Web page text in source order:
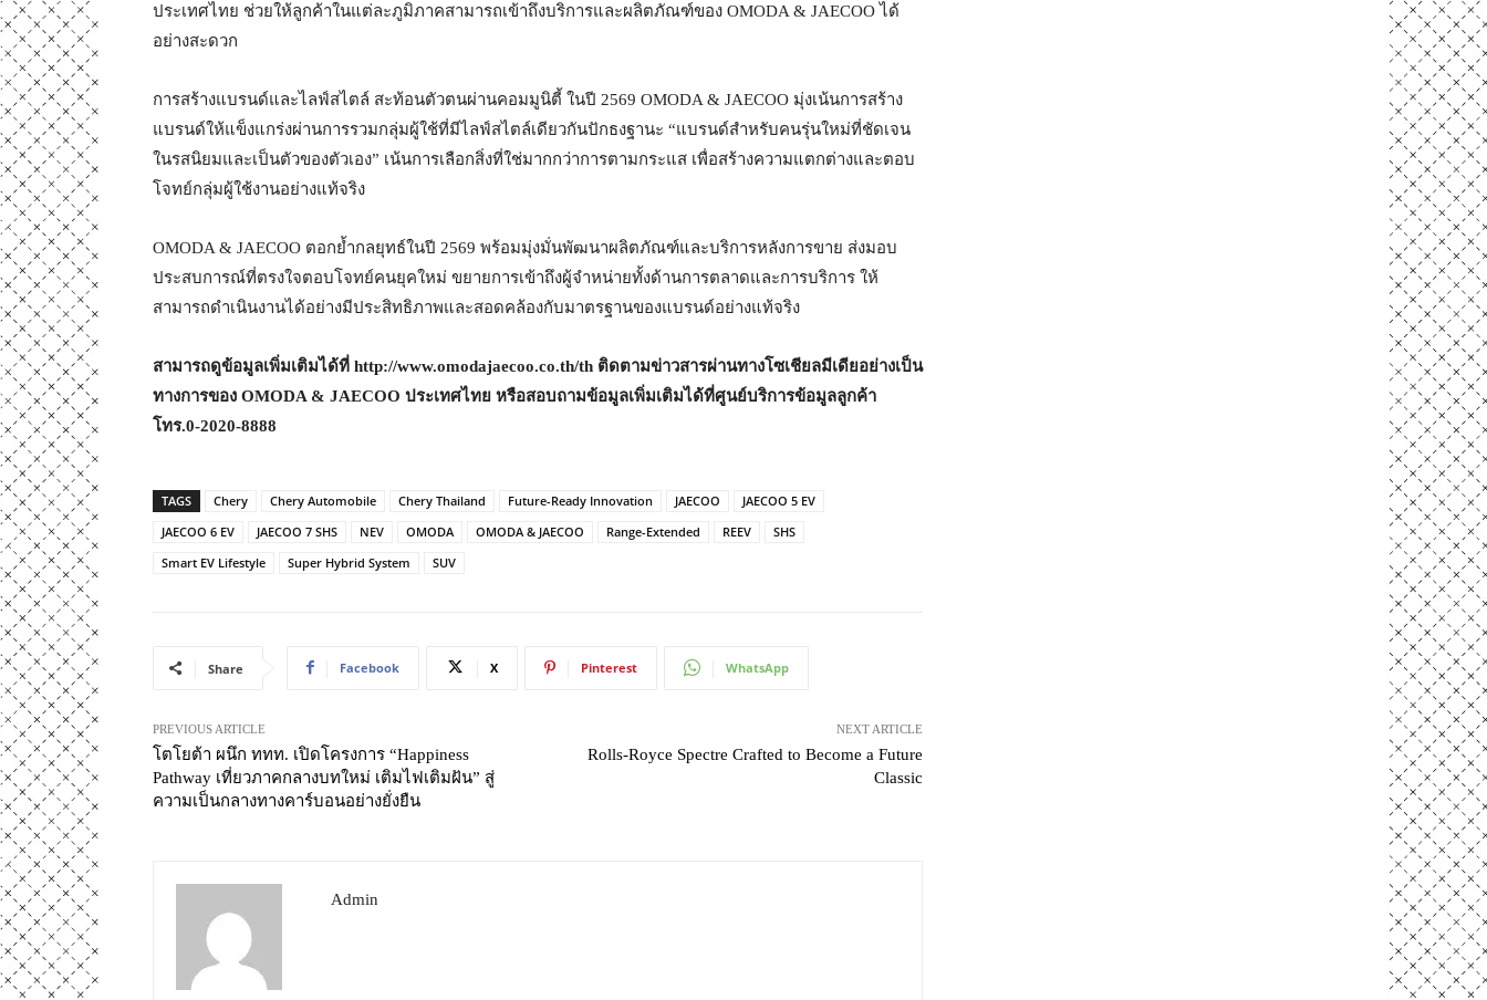
ประเทศไทย ช่วยให้ลูกค้าในแต่ละภูมิภาคสามารถเข้าถึงบริการและผลิตภัณฑ์ของ OMODA & JAECOO ได้
อย่างสะดวก
การสร้างแบรนด์และไลฟ์สไตล์ สะท้อนตัวตนผ่านคอมมูนิตี้ ในปี 2569 OMODA & JAECOO มุ่งเน้นการสร้าง
แบรนด์ให้แข็งแกร่งผ่านการรวมกลุ่มผู้ใช้ที่มีไลฟ์สไตล์เดียวกันปักธงฐานะ “แบรนด์สำหรับคนรุ่นใหม่ที่ชัดเจน
ในรสนิยมและเป็นตัวของตัวเอง” เน้นการเลือกสิ่งที่ใช่มากกว่าการตามกระแส เพื่อสร้างความแตกต่างและตอบ
โจทย์กลุ่มผู้ใช้งานอย่างแท้จริง
OMODA & JAECOO ตอกย้ำกลยุทธ์ในปี 2569 พร้อมมุ่งมั่นพัฒนาผลิตภัณฑ์และบริการหลังการขาย ส่งมอบ
ประสบการณ์ที่ตรงใจตอบโจทย์คนยุคใหม่ ขยายการเข้าถึงผู้จำหน่ายทั้งด้านการตลาดและการบริการ ให้
สามารถดำเนินงานได้อย่างมีประสิทธิภาพและสอดคล้องกับมาตรฐานของแบรนด์อย่างแท้จริง
สามารถดูข้อมูลเพิ่มเติมได้ที่ http://www.omodajaecoo.co.th/th ติดตามข่าวสารผ่านทางโซเชียลมีเดียอย่างเป็น
ทางการของ OMODA & JAECOO ประเทศไทย หรือสอบถามข้อมูลเพิ่มเติมได้ที่ศูนย์บริการข้อมูลลูกค้า
โทร.0-2020-8888
TAGS Chery Chery Automobile Chery Thailand Future-Ready Innovation JAECOO
JAECOO 5 EV
JAECOO 6 EV
JAECOO 7 SHS NEV OMODA OMODA & JAECOO Range-Extended REEV
SHS
Smart EV Lifestyle
Super Hybrid System SUV
Share Facebook X Pinterest WhatsApp
PREVIOUS ARTICLE
โตโยต้า ผนึก ททท. เปิดโครงการ “Happiness
Pathway เที่ยวภาคกลางบทใหม่ เติมไฟเติมฝัน” สู่
ความเป็นกลางทางคาร์บอนอย่างยั่งยืน
NEXT ARTICLE
Rolls-Royce Spectre Crafted to Become a Future
Classic
Admin